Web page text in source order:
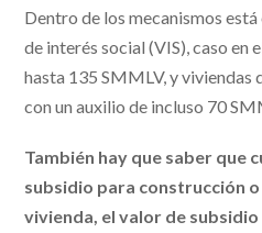
Dentro de los mecanismos
de interés social (VIS), caso en
hasta 135 SMMLV, y
con un auxilio de incluso 70
También hay que saber que
subsidio para construcción
vivienda, el valor de